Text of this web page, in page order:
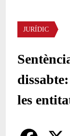
Àmbit
JURÍDIC
les
Comparteix